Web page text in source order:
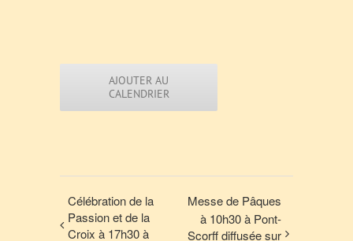
AJOUTER AU
CALENDRIER
Célébration de la
Passion et de la
Croix à 17h30 à
Messe de Pâques
à 10h30 à Pont-
Scorff diffusée sur